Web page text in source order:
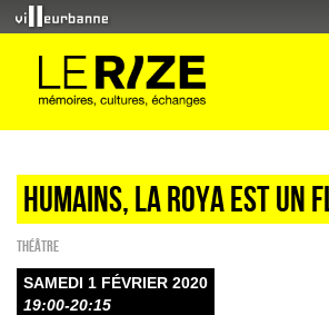
HUMAINS, LA ROYA EST UN
Théâtre
SAMEDI 1 FÉVRIER 2020
19:00-20:15